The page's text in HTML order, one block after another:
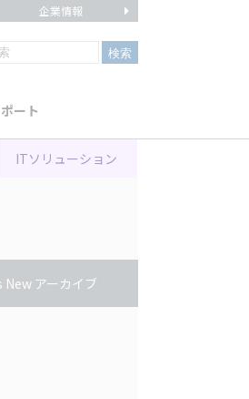
企業情報
ート
ITソリューション
アーカイブ